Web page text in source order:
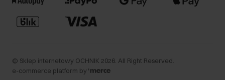
© Sklep internetowy OCHNIK 2026. All Right Reserved.
e-commerce platform by